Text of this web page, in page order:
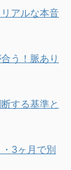
アルな本音
う！脈あり
する基準と
3ヶ月で別